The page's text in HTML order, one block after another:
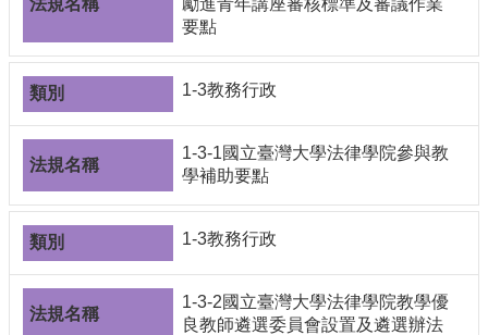
勵進青年講座審核標準及審議作業
要點
1-3教務行政
1-3-1國立臺灣大學法律學院參與教
學補助要點
1-3教務行政
1-3-2國立臺灣大學法律學院教學優
良教師遴選委員會設置及遴選辦法